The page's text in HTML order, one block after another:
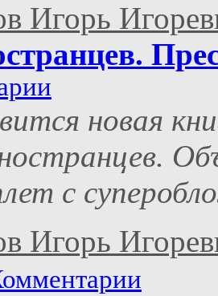
Игорь
новая
с
Игорь